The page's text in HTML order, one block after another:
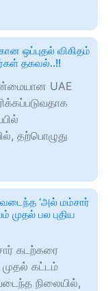
ஒப்புதல் விகிதம்
தகவல்..!!
UAE
தற்பொழுது
‘அல் மம்சார்
முதல் பல புதிய
கடற்கரை
முதல் கட்டம்
நிலையில்,